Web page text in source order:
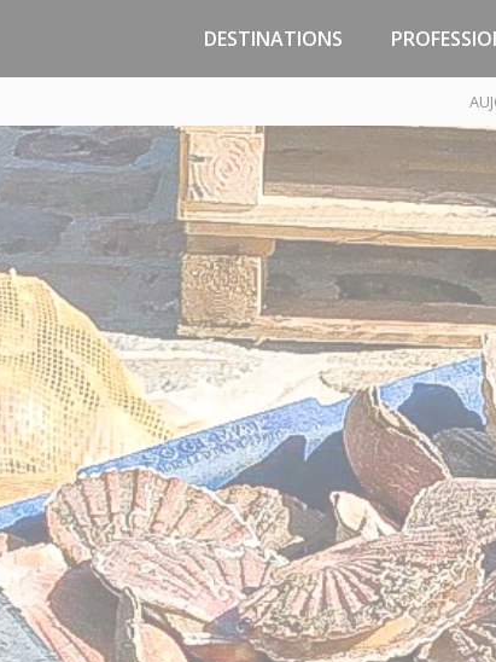
DESTINATIONS
Guernesey
Portsmouth
Poole
Saint-Malo, la Côte
d’Emeraude, la Bretagne
Traversées / Sorties en
mer
Compagnies maritimes
Croisières
Préparez votre voyage
Accès Gares Maritimes -
Parkings
Zones
Malo
PNJC -
Réparation
Pôle
Trouin -
Trafic
Infrastructures
Tarifs &
Cadre
Le Carré -
Salles et